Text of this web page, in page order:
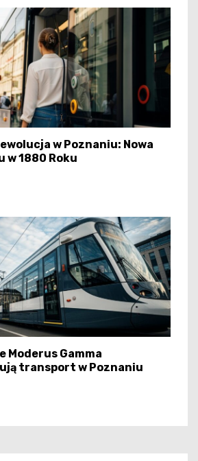
w Poznaniu: Nowa
w 1880 Roku
Moderus Gamma
transport w Poznaniu